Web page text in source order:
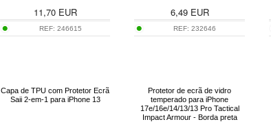
11,70EUR
REF: 246615
6,49EUR
REF:232646
Capa de TPU com Protetor Ecrã
Saii 2-em-1 para iPhone 13
Protetor de ecrã de vidro
temperado para iPhone
17e/16e/14/13/13 Pro Tactical
Impact Armour - Borda preta